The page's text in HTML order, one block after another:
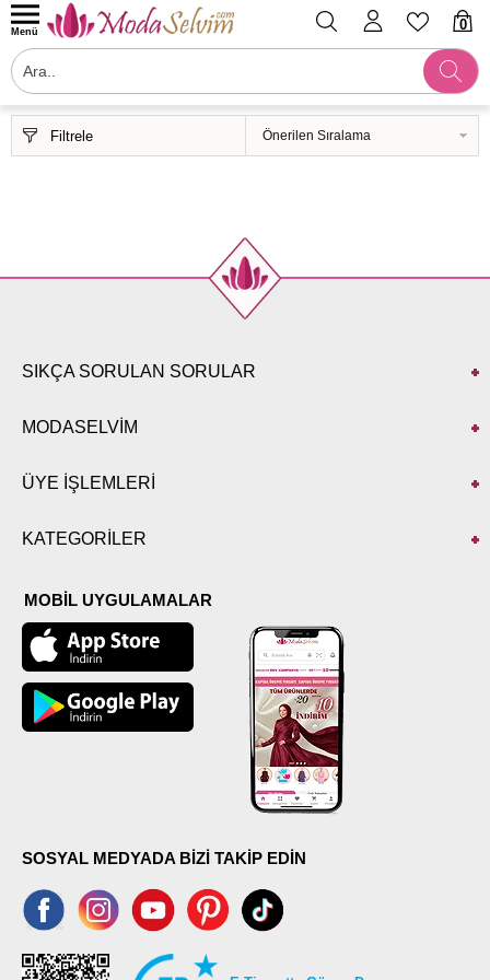
0
Menü
Filtrele
SIKÇA SORULAN SORULAR
MODASELVİM
ÜYE İŞLEMLERİ
KATEGORİLER
MOBİL UYGULAMALAR
SOSYAL MEDYADA BİZİ TAKİP EDİN